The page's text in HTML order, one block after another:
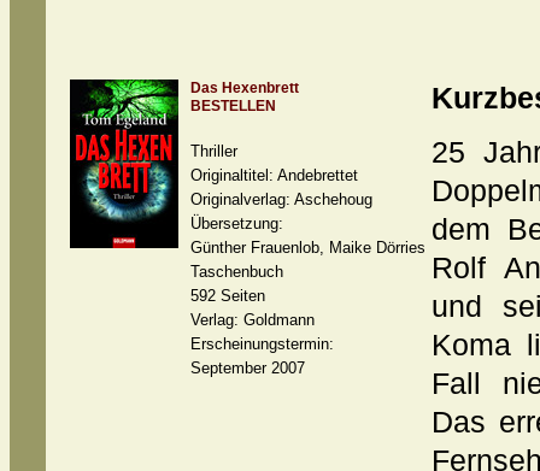
Das Hexenbrett
BESTELLEN
Thriller
Originaltitel: Andebrettet
Originalverlag: Aschehoug
Übersetzung:
Günther Frauenlob, Maike Dörries
Taschenbuch
592 Seiten
Verlag: Goldmann
Erscheinungstermin:
September 2007
25
dem
Rolf
und
Koma
Fall
Das